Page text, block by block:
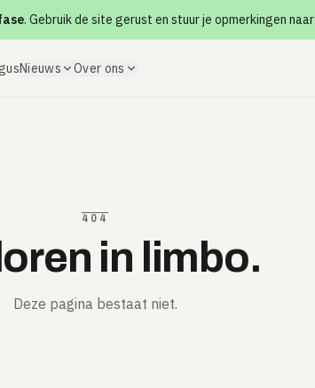
. Gebruik de site gerust en stuur je opmerkingen naar
Nieuws Over ons
404
in limbo.
Deze pagina bestaat niet.